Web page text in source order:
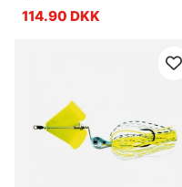
114.90 DKK